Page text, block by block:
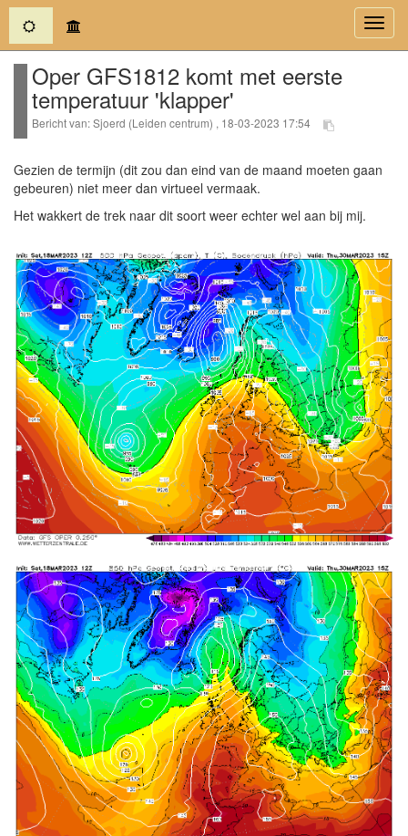
(current)
Oper GFS1812 komt met eerste
temperatuur 'klapper'
Bericht van: Sjoerd (Leiden centrum) , 18-03-2023 17:54
Gezien de termijn (dit zou dan eind van de maand moeten gaan
gebeuren) niet meer dan virtueel vermaak.
Het wakkert de trek naar dit soort weer echter wel aan bij mij.